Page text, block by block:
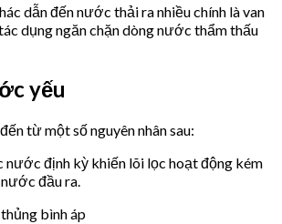
dẫn đến nước thải ra nhiều chính là van
dụng ngăn chặn dòng nước thẩm thấu
yếu
từ một số nguyên nhân sau:
nước định kỳ khiến lõi lọc hoạt động kém
đầu ra.
bình áp